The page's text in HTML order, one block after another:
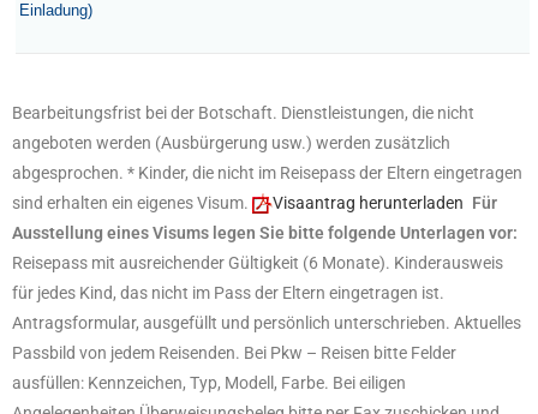
Einladung)
Bearbeitungsfrist bei der Botschaft. Dienstleistungen, die nicht
angeboten werden (Ausbürgerung usw.) werden zusätzlich
abgesprochen. * Kinder, die nicht im Reisepass der Eltern eingetragen
sind erhalten ein eigenes Visum.
Visaantrag herunterladen Für
Ausstellung eines Visums legen Sie bitte folgende Unterlagen vor:
Reisepass mit ausreichender Gültigkeit (6 Monate). Kinderausweis
für jedes Kind, das nicht im Pass der Eltern eingetragen ist.
Antragsformular, ausgefüllt und persönlich unterschrieben. Aktuelles
Passbild von jedem Reisenden. Bei Pkw – Reisen bitte Felder
ausfüllen: Kennzeichen, Typ, Modell, Farbe. Bei eiligen